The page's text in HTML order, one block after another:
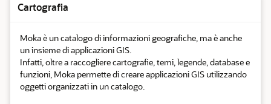
Cartografia
Moka è un catalogo di informazioni geografiche, ma è anche
un insieme di applicazioni GIS.
Infatti, oltre a raccogliere cartografie, temi, legende, database e
funzioni, Moka permette di creare applicazioni GIS utilizzando
oggetti organizzati in un catalogo.